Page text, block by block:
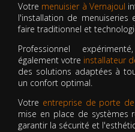
Votre menuisier à Vernajoul
l'installation de menuiseries
faire traditionnel et
Professionnel
également votre installateur
des solutions adaptées à
un confort optimal.
Votre entreprise de porte
mise en place de systèmes
garantir la sécurité et